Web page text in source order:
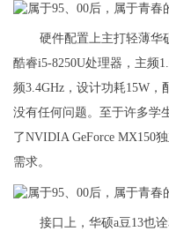
硬件配置上主打轻薄华
酷睿i5-8250U处理器，主频
频3.4GHz，设计功耗15W，
没有任何问题。至于许多学
了NVIDIA GeForce MX150
需求。
接口上，华硕a豆13也